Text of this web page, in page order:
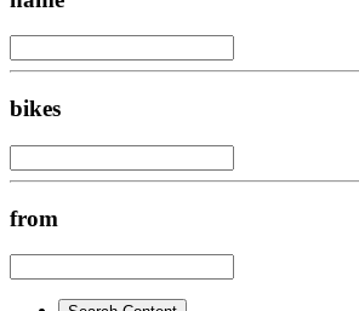
bikes
from